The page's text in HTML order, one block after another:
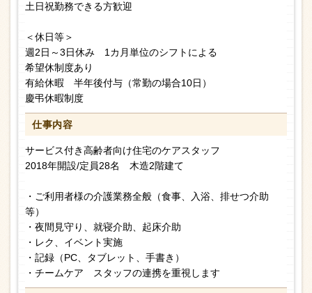
土日祝勤務できる方歓迎
＜休日等＞
週2日～3日休み 1カ月単位のシフトによる
希望休制度あり
有給休暇 半年後付与（常勤の場合10日）
慶弔休暇制度
仕事内容
サービス付き高齢者向け住宅のケアスタッフ
2018年開設/定員28名 木造2階建て
・ご利用者様の介護業務全般（食事、入浴、排せつ介助
等）
・夜間見守り、就寝介助、起床介助
・レク、イベント実施
・記録（PC、タブレット、手書き）
・チームケア スタッフの連携を重視します